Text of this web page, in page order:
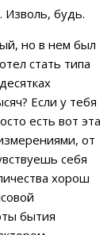
Изволь, будь.
но в нем был
стать типа
Если у тебя
есть вот эта
от
себя
хорош
бытия